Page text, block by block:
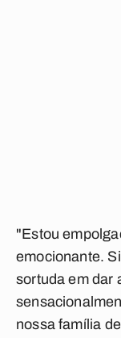
"Estou
emocionante.
sortuda em dar
nossa família